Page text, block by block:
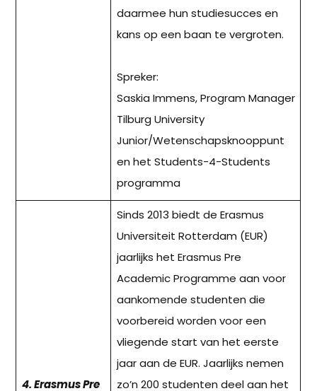
daarmee hun studiesucces en
kans op een baan te vergroten.
Spreker:
Saskia Immens, Program Manager
Tilburg University
Junior/Wetenschapsknooppunt
en het Students-4-Students
programma
4. Erasmus Pre
Sinds 2013 biedt de Erasmus
Universiteit Rotterdam (EUR)
jaarlijks het Erasmus Pre
Academic Programme aan voor
aankomende studenten die
voorbereid worden voor een
vliegende start van het eerste
jaar aan de EUR. Jaarlijks nemen
zo’n 200 studenten deel aan het